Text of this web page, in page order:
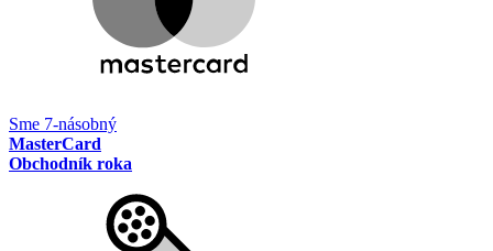
Sme 7-násobný
MasterCard
Obchodník roka